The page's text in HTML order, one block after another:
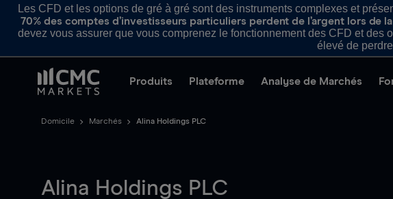
Les CFD et les options de gré à gré sont des instruments complexes et
70% des comptes d’investisseurs particuliers perdent de l’argent lors de
devez vous assurer que vous comprenez le fonctionnement des CFD et
élevé de
Produits Plateforme Analyse de Marchés
Domicile Marchés Alina Holdings PLC
Alina Holdings PLC